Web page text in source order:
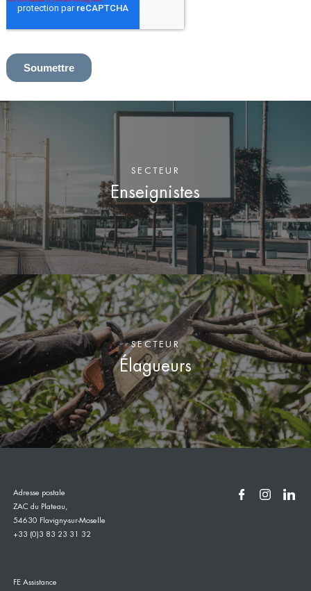
SECTEUR
Enseignistes
SECTEUR
Élagueurs
Adresse postale
ZAC du Plateau,
54630 Flavigny-sur-Moselle
+33 (0)3 83 23 31 32
FE Assistance